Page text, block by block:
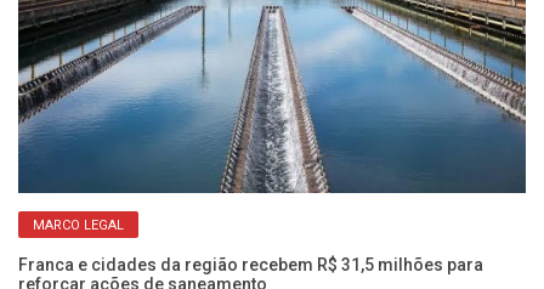
MARCO LEGAL
Franca e cidades da região recebem R$ 31,5 milhões para
reforçar ações de saneamento